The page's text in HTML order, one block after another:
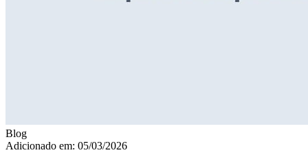
Blog
Adicionado em: 05/03/2026